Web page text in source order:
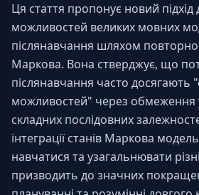
Ця стаття пропонує новий
можливостей великих мовних
післянавчання шляхом
Маркова. Вона стверджує, що
післянавчання часто досягають
можливостей" через обмеження
складних послідовних
інтеграції станів Маркова
навчатися та узагальнювати
призводить до значних